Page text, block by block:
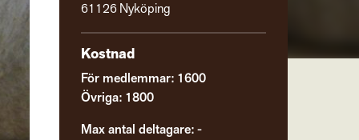
61126 Nyköping
Kostnad
För medlemmar: 1600
Övriga: 1800
Max antal deltagare: -